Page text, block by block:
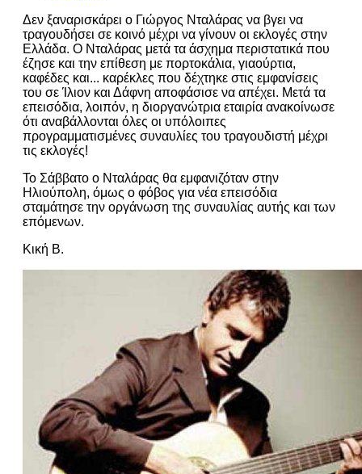
Δεν ξαναρισκάρει ο Γιώργος Νταλάρας να βγει να
τραγουδήσει σε κοινό μέχρι να γίνουν οι εκλογές στην
Ελλάδα. Ο Νταλάρας μετά τα άσχημα περιστατικά που
έζησε και την επίθεση με πορτοκάλια, γιαούρτια,
καφέδες και... καρέκλες που δέχτηκε στις εμφανίσεις
του σε Ίλιον και Δάφνη αποφάσισε να απέχει. Μετά τα
επεισόδια, λοιπόν, η διοργανώτρια εταιρία ανακοίνωσε
ότι αναβάλλονται όλες οι υπόλοιπες
προγραμματισμένες συναυλίες του τραγουδιστή μέχρι
τις εκλογές!
Το Σάββατο ο Νταλάρας θα εμφανιζόταν στην
Ηλιούπολη, όμως ο φόβος για νέα επεισόδια
σταμάτησε την οργάνωση της συναυλίας αυτής και των
επόμενων.
Κική Β.